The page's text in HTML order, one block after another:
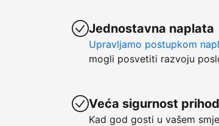
Jednostavna naplata
Upravljamo postupkom
mogli posvetiti razvoju
Veća sigurnost
Kad god gosti u vašem